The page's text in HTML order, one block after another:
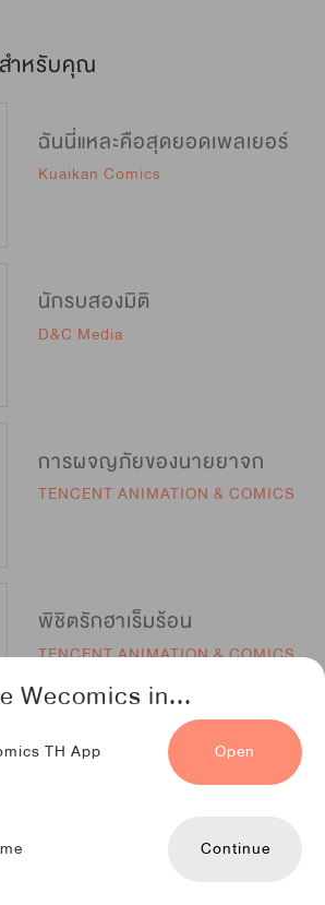
Wecomics in...
TH App Open
Continue
ำหรับคุณ
ฉันนี่แหละคือสุดยอดเพลเยอร์
Kuaikan Comics
นักรบสองมิติ
D&C Media
การผจญภัยของนายยาจก
TENCENT ANIMATION & COMICS
พิชิตรักฮาเร็มร้อน
TENCENT ANIMATION & COMICS
สู้สู่ฝัน เชฟชั้นเซียน